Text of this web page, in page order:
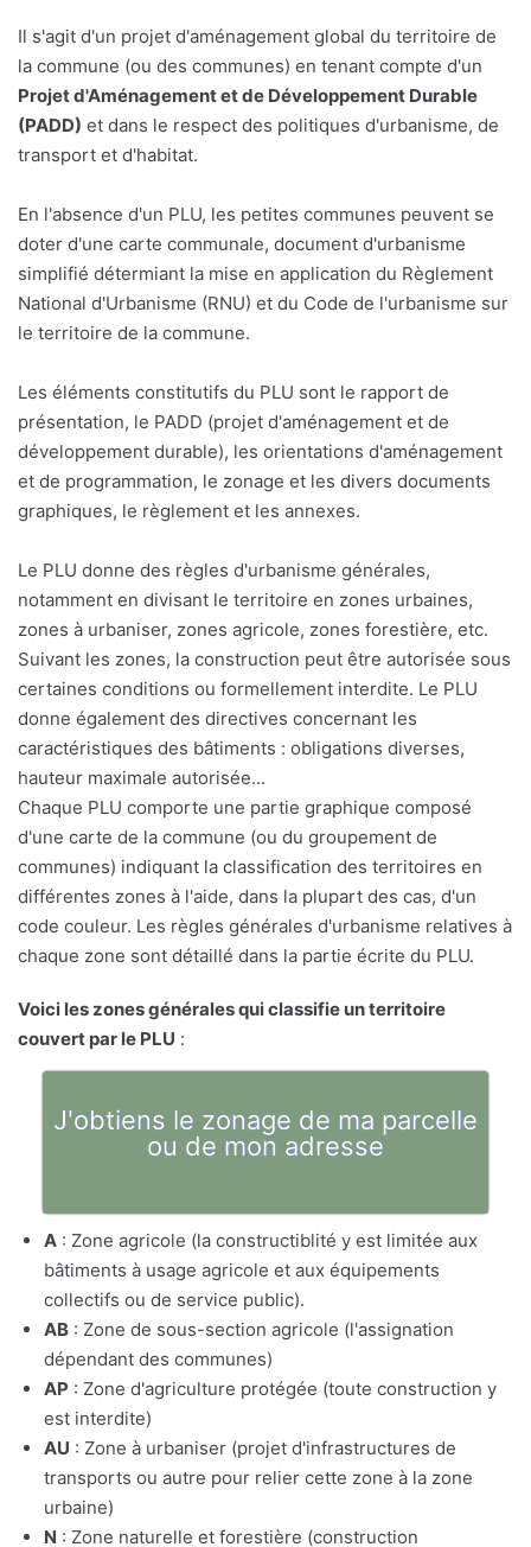
Il s'agit d'un projet d'aménagement global du territoire de
la commune (ou des communes) en tenant compte d'un
Projet d'Aménagement et de Développement Durable
(PADD) et dans le respect des politiques d'urbanisme, de
transport et d'habitat.
En l'absence d'un PLU, les petites communes peuvent se
doter d'une carte communale, document d'urbanisme
simplifié détermiant la mise en application du Règlement
National d'Urbanisme (RNU) et du Code de l'urbanisme sur
le territoire de la commune.
Les éléments constitutifs du PLU sont le rapport de
présentation, le PADD (projet d'aménagement et de
développement durable), les orientations d'aménagement
et de programmation, le zonage et les divers documents
graphiques, le règlement et les annexes.
Le PLU donne des règles d'urbanisme générales,
notamment en divisant le territoire en zones urbaines,
zones à urbaniser, zones agricole, zones forestière, etc.
Suivant les zones, la construction peut être autorisée sous
certaines conditions ou formellement interdite. Le PLU
donne également des directives concernant les
caractéristiques des bâtiments : obligations diverses,
hauteur maximale autorisée...
Chaque PLU comporte une partie graphique composé
d'une carte de la commune (ou du groupement de
communes) indiquant la classification des territoires en
différentes zones à l'aide, dans la plupart des cas, d'un
code couleur. Les règles générales d'urbanisme relatives à
chaque zone sont détaillé dans la partie écrite du PLU.
Voici les zones générales qui classifie un territoire
couvert par le PLU :
J'obtiens le zonage de ma parcelle
ou de mon adresse
A : Zone agricole (la constructiblité y est limitée aux
bâtiments à usage agricole et aux équipements
collectifs ou de service public).
AB : Zone de sous-section agricole (l'assignation
dépendant des communes)
AP : Zone d'agriculture protégée (toute construction y
est interdite)
AU : Zone à urbaniser (projet d'infrastructures de
transports ou autre pour relier cette zone à la zone
urbaine)
N : Zone naturelle et forestière (construction